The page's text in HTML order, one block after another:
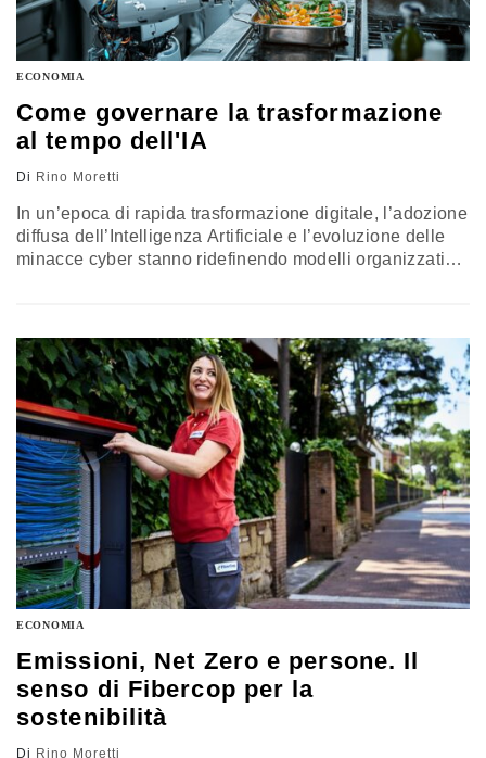
ECONOMIA
Come governare la trasformazione
al tempo dell'IA
Di Rino Moretti
In un’epoca di rapida trasformazione digitale, l’adozione
diffusa dell’Intelligenza Artificiale e l’evoluzione delle
minacce cyber stanno ridefinendo modelli organizzativi,
promosso e organizzato da Formiche in collaborazione
con CSQA
ECONOMIA
Emissioni, Net Zero e persone. Il
senso di Fibercop per la
sostenibilità
Di Rino Moretti